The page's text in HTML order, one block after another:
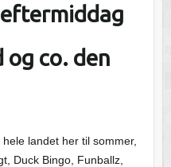
og co. den
landet her til sommer,
Duck Bingo, Funballz,